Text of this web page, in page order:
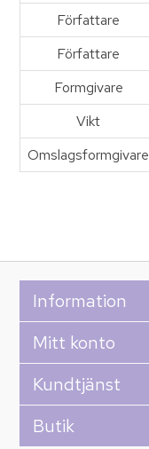
Författare
Författare
Formgivare
Vikt
Omslagsformgivare
Information
Mitt konto
Kundtjänst
Butik